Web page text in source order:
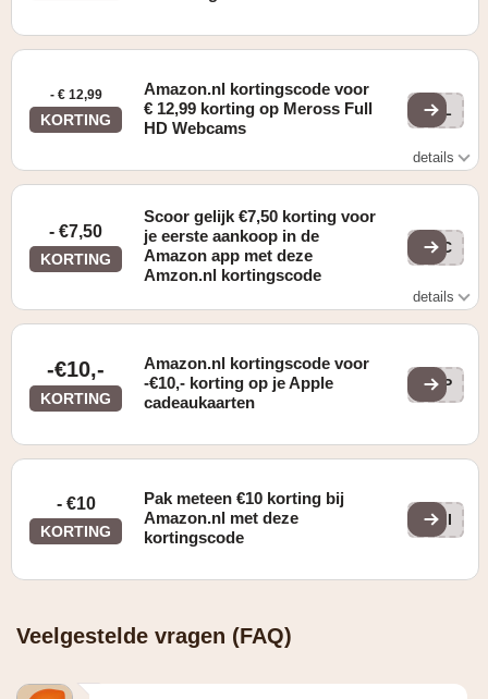
- € 12,99
KORTING
Amazon.nl kortingscode voor
€ 12,99 korting op Meross Full
HD Webcams
ELL
details
- €7,50
KORTING
Scoor gelijk €7,50 korting voor
je eerste aankoop in de
Amazon app met deze
Amzon.nl kortingscode
'SC
details
-€10,-
KORTING
Amazon.nl kortingscode voor
-€10,- korting op je Apple
cadeaukaarten
APP
- €10
KORTING
Pak meteen €10 korting bij
Amazon.nl met deze
kortingscode
SMI
Veelgestelde vragen (FAQ)